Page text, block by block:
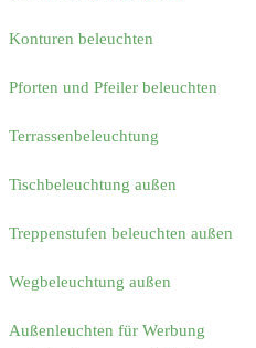
Konturen beleuchten
Pforten und Pfeiler beleuchten
Terrassenbeleuchtung
Tischbeleuchtung außen
Treppenstufen beleuchten außen
Wegbeleuchtung außen
Außenleuchten für Werbung